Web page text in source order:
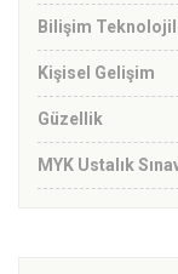
Bilişim
Kişisel Gelişim
Güzellik
MYK Ustalık